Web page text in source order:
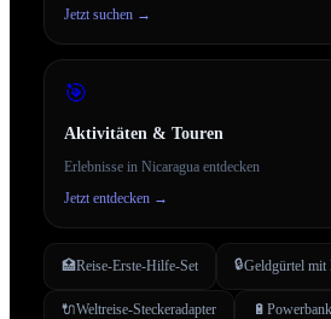
Jetzt suchen →
🎯
Aktivitäten & Touren
Erlebnisse in Nicaragua entdecken
Jetzt entdecken →
🏥Reise-Erste-Hilfe-Set 🔒Geldgürtel
🔌Weltreise-Steckeradapter 🔋